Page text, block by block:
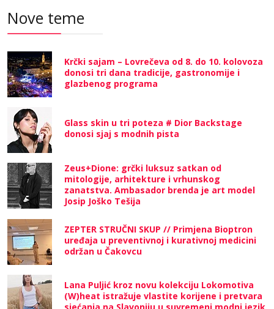
Nove teme
Krčki sajam – Lovrečeva od 8. do 10. kolovoza
donosi tri dana tradicije, gastronomije i
glazbenog programa
Glass skin u tri poteza # Dior Backstage
donosi sjaj s modnih pista
Zeus+Dione: grčki luksuz satkan od
mitologije, arhitekture i vrhunskog
zanatstva. Ambasador brenda je art model
Josip Joško Tešija
ZEPTER STRUČNI SKUP // Primjena Bioptron
uređaja u preventivnoj i kurativnoj medicini
održan u Čakovcu
Lana Puljić kroz novu kolekciju Lokomotiva
(W)heat istražuje vlastite korijene i pretvara